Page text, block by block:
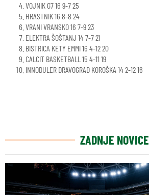
VOJNIK G7 16 9-7 25
HRASTNIK 16 8-8 24
VRANI VRANSKO 16 7-9 23
ELEKTRA ŠOŠTANJ 14 7-7 21
BISTRICA KETY EMMI 16 4-12 20
CALCIT BASKETBALL 15 4-11 19
INNODULER DRAVOGRAD KOROŠKA 14 2-12 16
ZADNJE NOVICE